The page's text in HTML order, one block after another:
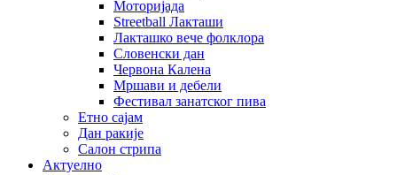
Моторијада
Streetball Лакташи
Лакташко вече фолклора
Словенски дан
Червона Калена
Мршави и дебели
Фестивал занатског пива
Етно сајам
Дан ракије
Салон стрипа
Актуелно